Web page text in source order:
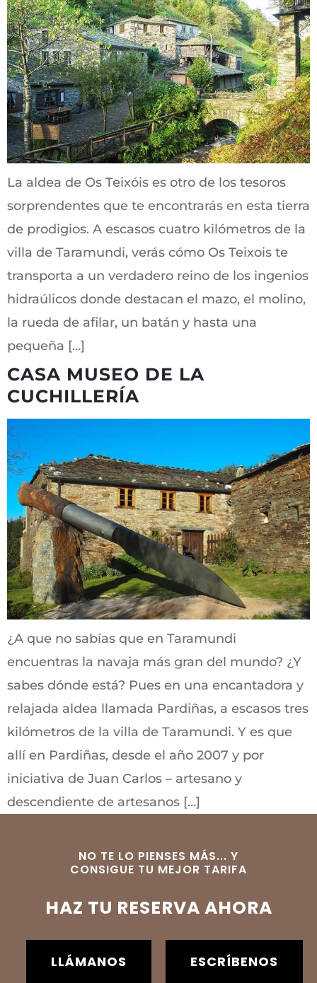
La aldea de Os Teixóis es otro de los tesoros
sorprendentes que te encontrarás en esta tierra
de prodigios. A escasos cuatro kilómetros de la
villa de Taramundi, verás cómo Os Teixois te
transporta a un verdadero reino de los ingenios
hidraúlicos donde destacan el mazo, el molino,
la rueda de afilar, un batán y hasta una
pequeña […]
CASA MUSEO DE LA
CUCHILLERÍA
¿A que no sabías que en Taramundi
encuentras la navaja más gran del mundo? ¿Y
sabes dónde está? Pues en una encantadora y
relajada aldea llamada Pardiñas, a escasos tres
kilómetros de la villa de Taramundi. Y es que
allí en Pardiñas, desde el año 2007 y por
iniciativa de Juan Carlos – artesano y
descendiente de artesanos […]
NO TE LO PIENSES MÁS... Y
CONSIGUE TU MEJOR TARIFA
HAZ TU RESERVA AHORA
LLÁMANOS ESCRÍBENOS